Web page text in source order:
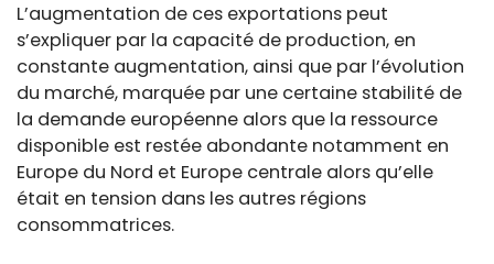
L’augmentation de ces exportations peut
s’expliquer par la capacité de production, en
constante augmentation, ainsi que par l’évolution
du marché, marquée par une certaine stabilité de
la demande européenne alors que la ressource
disponible est restée abondante notamment en
Europe du Nord et Europe centrale alors qu’elle
était en tension dans les autres régions
consommatrices.